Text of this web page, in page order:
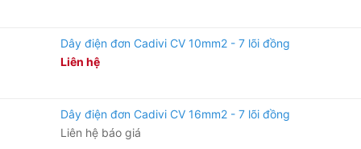
Dây điện đơn Cadivi CV 10mm2 - 7 lõi đồng
Liên hệ
Dây điện đơn Cadivi CV 16mm2 - 7 lõi đồng
Liên hệ báo giá